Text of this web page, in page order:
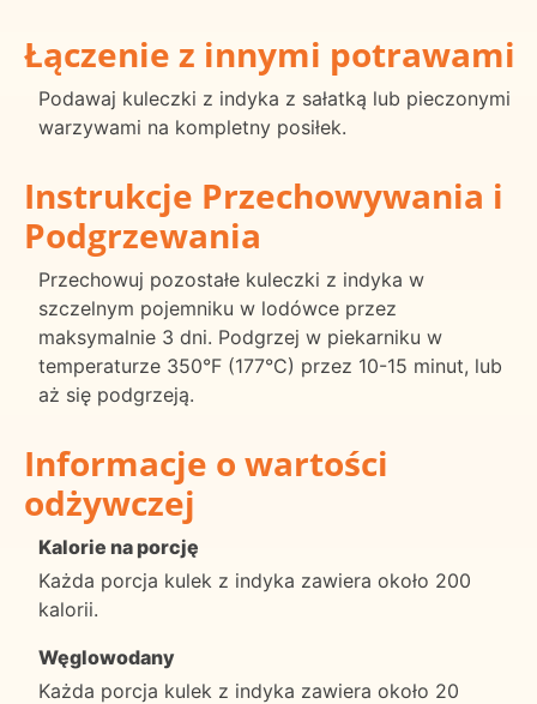
Łączenie z innymi potrawami
Podawaj kuleczki z indyka z sałatką lub pieczonymi
warzywami na kompletny posiłek.
Instrukcje Przechowywania i
Podgrzewania
Przechowuj pozostałe kuleczki z indyka w
szczelnym pojemniku w lodówce przez
maksymalnie 3 dni. Podgrzej w piekarniku w
temperaturze 350°F (177°C) przez 10-15 minut, lub
aż się podgrzeją.
Informacje o wartości
odżywczej
Kalorie na porcję
Każda porcja kulek z indyka zawiera około 200
kalorii.
Węglowodany
Każda porcja kulek z indyka zawiera około 20